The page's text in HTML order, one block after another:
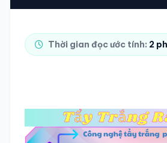
Thời gian đọc ước tính: 2